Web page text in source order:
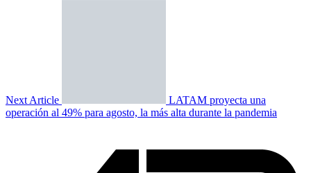
Next Article
LATAM proyecta una
operación al 49% para agosto, la más alta durante la pandemia